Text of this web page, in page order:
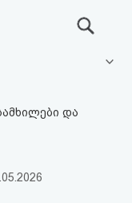
და